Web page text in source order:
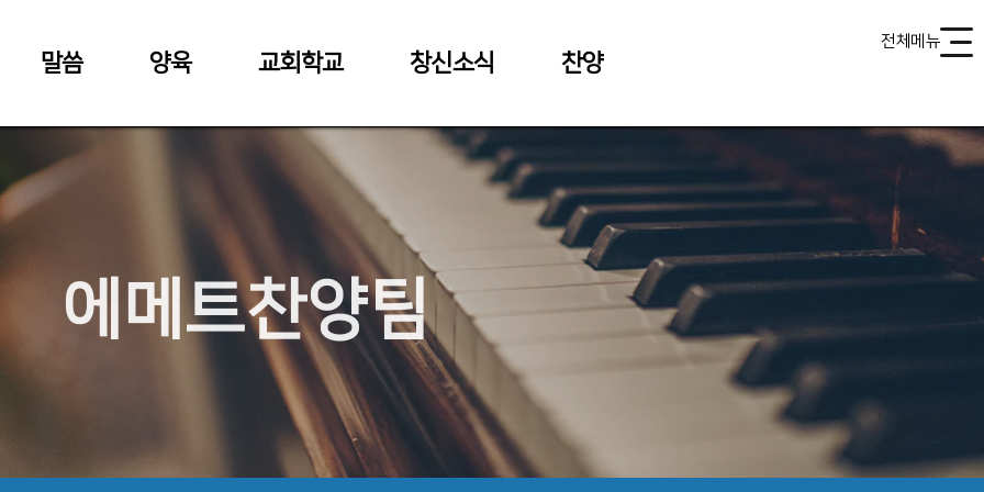
말씀 양육 교회학교 창신소식 찬양
전체메뉴
에메트찬양팀